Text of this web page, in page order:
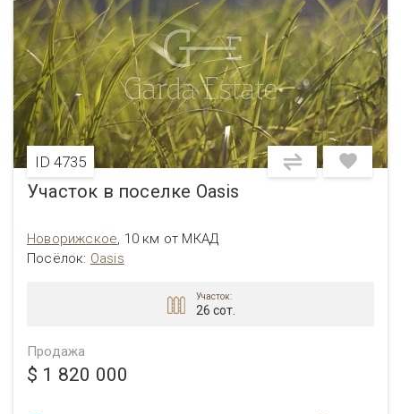
ID 4735
Участок в поселке Oasis
Новорижское, 10 км от МКАД
Посёлок: Oasis
Участок:
26 сот.
Продажа
$ 1 820 000